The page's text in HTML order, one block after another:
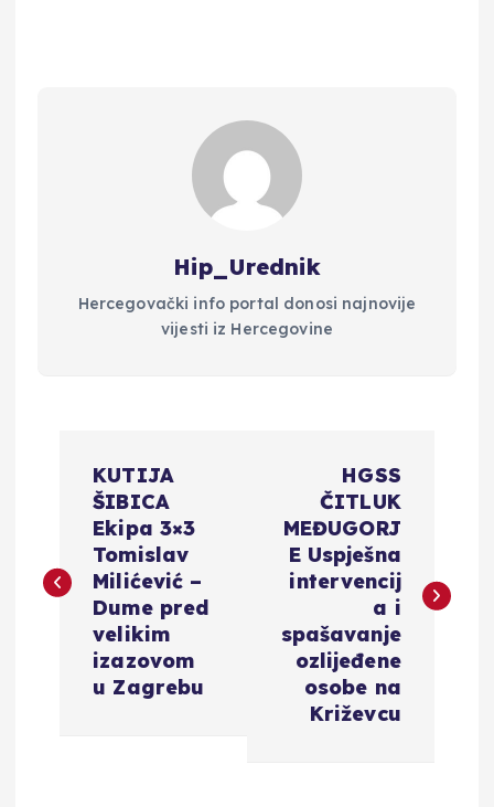
Hip_Urednik
Hercegovački info portal donosi najnovije
vijesti iz Hercegovine
v
KUTIJA
ŠIBICA
Ekipa 3×3
Tomislav
Milićević –
Dume pred
velikim
izazovom
u Zagrebu
HGSS
ČITLUK
MEĐUGORJ
E Uspješna
intervencij
a i
spašavanje
ozlijeđene
osobe na
Križevcu